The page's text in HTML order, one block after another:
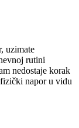
uzimate
rutini
nedostaje korak
napor u vidu